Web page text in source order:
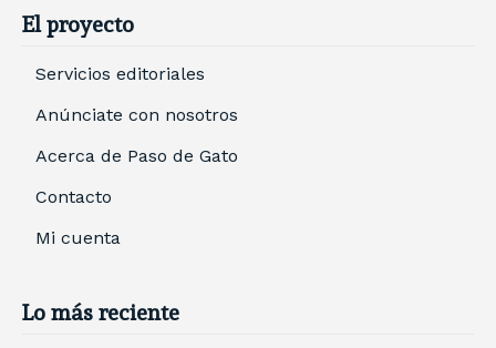
El proyecto
Servicios editoriales
Anúnciate con nosotros
Acerca de Paso de Gato
Contacto
Mi cuenta
Lo más reciente